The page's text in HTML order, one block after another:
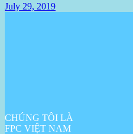
July 29, 2019
CHÚNG TÔI LÀ
FPC VIỆT NAM